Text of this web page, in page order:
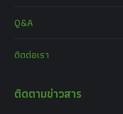
Q&A
ติดต่อเรา
ติดตามข่าวสาร